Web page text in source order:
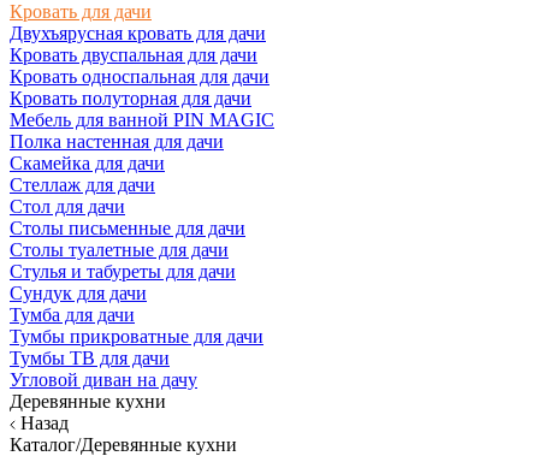
Кровать для дачи
Двухъярусная кровать для дачи
Кровать двуспальная для дачи
Кровать односпальная для дачи
Кровать полуторная для дачи
Мебель для ванной PIN MAGIC
Полка настенная для дачи
Скамейка для дачи
Стеллаж для дачи
Стол для дачи
Столы письменные для дачи
Столы туалетные для дачи
Стулья и табуреты для дачи
Сундук для дачи
Тумба для дачи
Тумбы прикроватные для дачи
Тумбы ТВ для дачи
Угловой диван на дачу
Деревянные кухни
Назад
Каталог/Деревянные кухни